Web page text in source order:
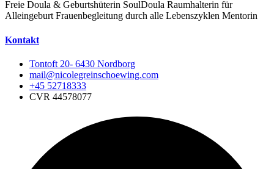
Freie Doula & Geburtshüterin SoulDoula Raumhalterin für
Alleingeburt Frauenbegleitung durch alle Lebenszyklen Mentorin
Kontakt
Tontoft 20- 6430 Nordborg
mail@nicolegreinschoewing.com
+45 52718333
CVR 44578077